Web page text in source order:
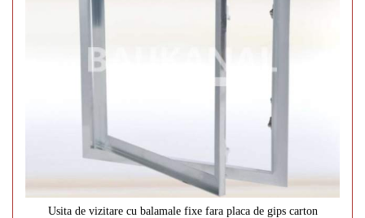
Usita de vizitare cu balamale fixe fara placa de gips carton